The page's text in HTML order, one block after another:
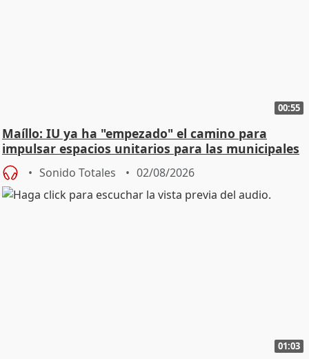
00:55
Maíllo: IU ya ha "empezado" el camino para
impulsar espacios unitarios para las municipales
Sonido Totales 02/08/2026
01:03